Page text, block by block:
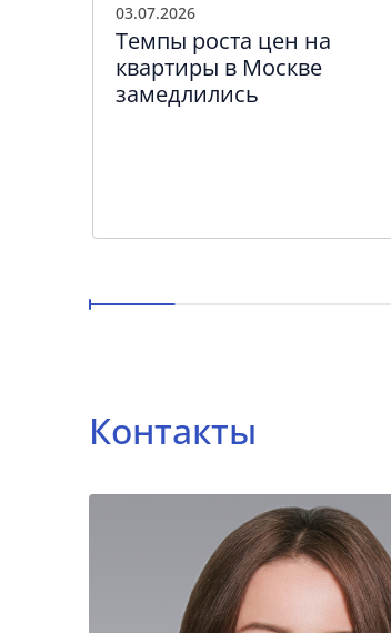
03.07.2026
Темпы роста цен на
квартиры в Москве
замедлились
Контакты